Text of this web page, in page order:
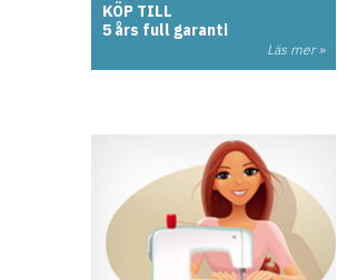
KÖP TILL
5 års full garanti
Läs mer »